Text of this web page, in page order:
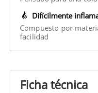
Difícilmente
Compuesto por
facilidad
Ficha técnica